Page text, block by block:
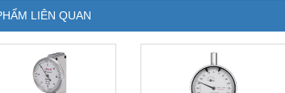
LIÊN QUAN